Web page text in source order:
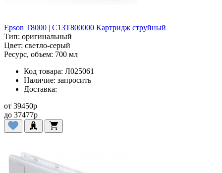
Epson T8000 | C13T800000 Картридж струйный
Тип: оригинальный
Цвет: светло-серый
Ресурс, объем: 700 мл
Код товара: Л025061
Наличие: запросить
Доставка:
от 39450p
до 37477p